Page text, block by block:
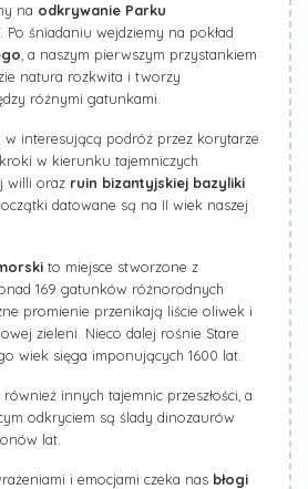
na odkrywanie Parku
. Po śniadaniu wejdziemy na pokład
, a naszym pierwszym przystankiem
natura rozkwita i tworzy
różnymi gatunkami.
w interesującą podróż przez korytarze
w kierunku tajemniczych
willi oraz ruin bizantyjskiej bazyliki
datowane są na II wiek naszej
to miejsce stworzone z
169 gatunków różnorodnych
promienie przenikają liście oliwek i
zieleni. Nieco dalej rośnie Stare
wiek sięga imponujących 1600 lat.
innych tajemnic przeszłości, a
odkryciem są ślady dinozaurów
lat.
i emocjami czeka nas błogi